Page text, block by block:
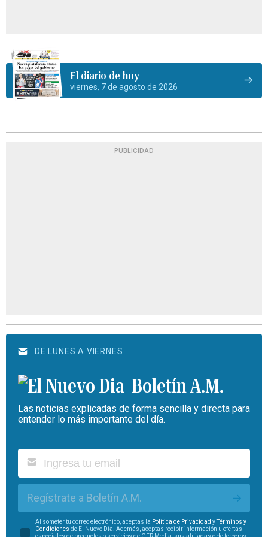
El diario de hoy
viernes, 7 de agosto de 2026
PUBLICIDAD
DE LUNES A VIERNES
Boletín A.M.
Las noticias explicadas de forma sencilla y directa para
entender lo más importante del día.
Regístrate a Boletín A.M.
Al someter tu correo electrónico, aceptas la Política de Privacidad y
Términos y
Condiciones de El Nuevo Día. Además, aceptas recibir información u ofertas